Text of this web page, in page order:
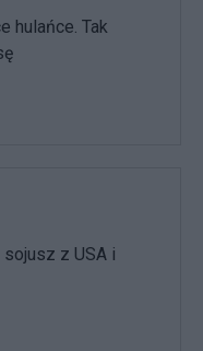
hulańce. Tak
sojusz z USA i